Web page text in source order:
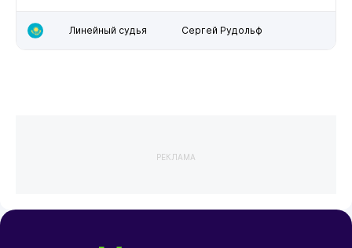
Линейный судья Сергей Рудольф
РЕКЛАМА